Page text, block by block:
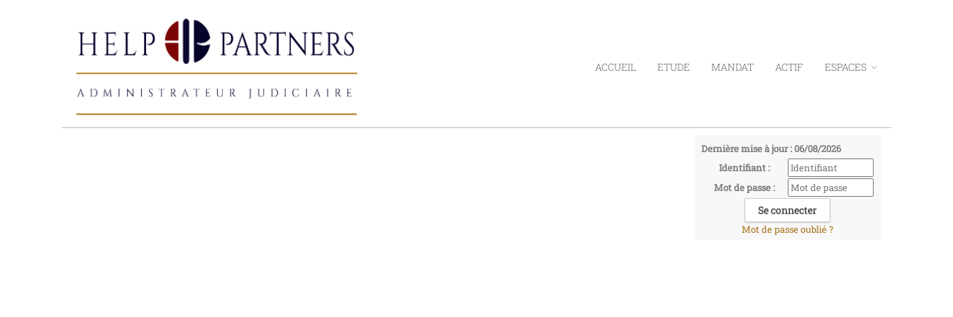
ACCUEIL ETUDE MANDAT ACTIF ESPACES
Dernière mise à jour : 06/08/2026
Identifiant :
Mot de passe :
Mot de passe oublié ?